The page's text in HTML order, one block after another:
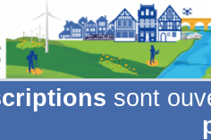
sont